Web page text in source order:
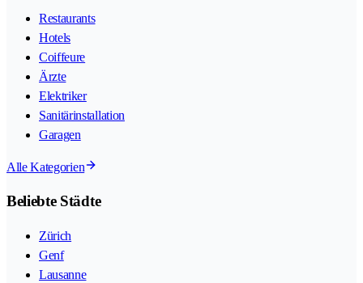
Restaurants
Hotels
Coiffeure
Ärzte
Elektriker
Sanitärinstallation
Garagen
Alle Kategorien
Beliebte Städte
Zürich
Genf
Lausanne